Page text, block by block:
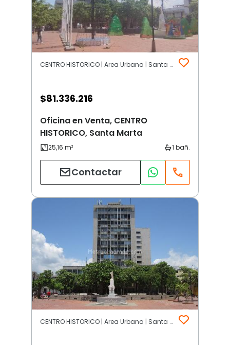
CENTRO HISTORICO | Area Urbana | Santa Marta
$81.336.216
Oficina en Venta, CENTRO
HISTORICO, Santa Marta
Contactar
CENTRO HISTORICO | Area Urbana | Santa Marta